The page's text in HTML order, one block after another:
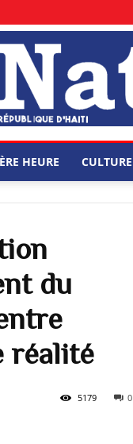
HEURE CULTURE
du
réalité
0
5179